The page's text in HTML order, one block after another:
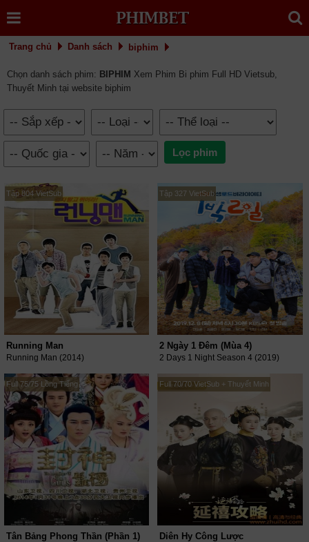
Trang chủ Danh sách biphim
Chọn danh sách phim: BIPHIM Xem Phim Bi phim Full HD Vietsub,
Thuyết Minh tại website biphim
Tập 804 VietSub
Running Man
Running Man (2014)
Tập 327 VietSub
2 Ngày 1 Đêm (Mùa 4)
2 Days 1 Night Season 4 (2019)
Full 75/75 Lồng Tiếng
Tân Bảng Phong Thần (Phần 1)
Full 70/70 VietSub + Thuyết Minh
Diên Hy Công Lược